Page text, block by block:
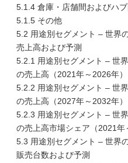
5.1.4 倉庫・店舗間およびハ
5.1.5 その他
5.2 用途別セグメント – 世界
売上高および予測
5.2.1 用途別セグメント – 世
の売上高（2021年～2026年）
5.2.2 用途別セグメント – 世
の売上高（2027年～2032年）
5.2.3 用途別セグメント – 世
の売上高市場シェア（2021年
5.3 用途別セグメント – 世界
販売台数および予測